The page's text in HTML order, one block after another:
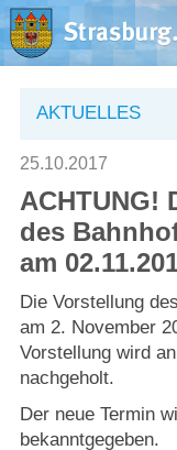
Aktuelles
Rathaus
Natur – Kultur –
Wirtschaft
Willkommen in
AKTUELLES
25.10.2017
ACHTUNG!
des
am
Die Vorstellung
am 2. November
Vorstellung wird
nachgeholt.
Der neue Termin
bekanntgegeben.